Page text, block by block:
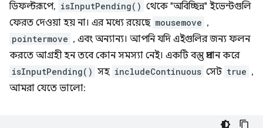
ডিফল্টরূপে, isInputPending() থেকে "অবিচ্ছিন্ন" ইভেন্টগুলি
ফেরত দেওয়া হয় না। এর মধ্যে রয়েছে mousemove ,
pointermove , এবং অন্যান্য। আপনি যদি এইগুলির জন্য ফলন
করতে আগ্রহী হন তবে কোন সমস্যা নেই। একটি বস্তু প্রদান করে
isInputPending() সহ includeContinuous সেট true ,
আমরা যেতে ভালো: